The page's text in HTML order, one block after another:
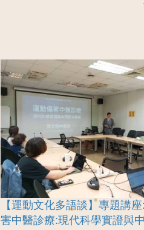
【運動文化多語談】專題講
害中醫診療:現代科學實證與